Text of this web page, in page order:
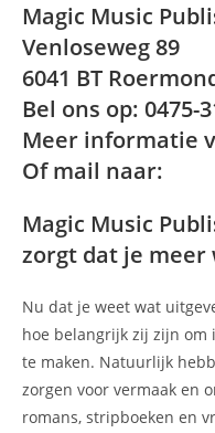
Magic Music
Venloseweg 89
6041 BT
Bel ons op: 0475-
Meer informatie
Of mail naar:
Magic Music
zorgt dat je meer
Nu dat je weet wat
hoe belangrijk zij zijn
te maken. Natuurlijk
zorgen voor vermaak en
romans, stripboeken en